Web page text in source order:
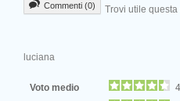
Commenti (0) Trovi utile
luciana
Voto medio